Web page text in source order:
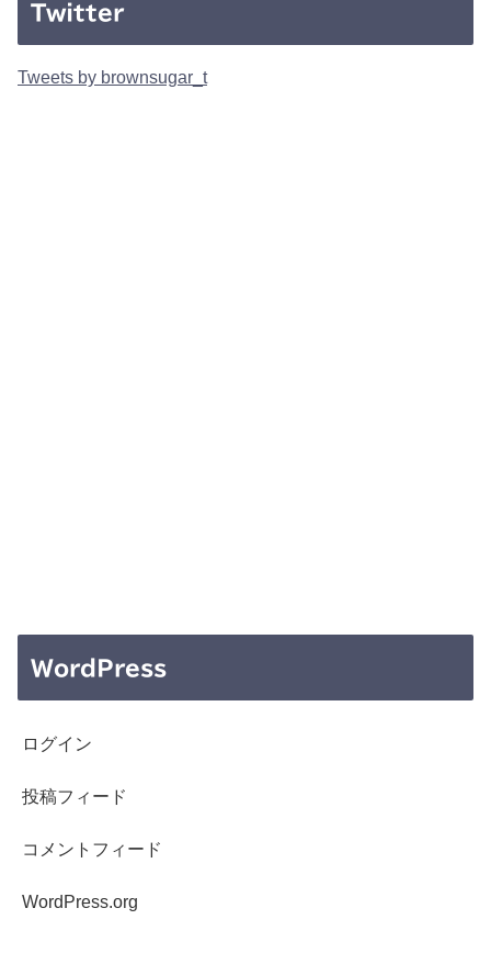
Twitter
Tweets by brownsugar_t
WordPress
ログイン
投稿フィード
コメントフィード
WordPress.org